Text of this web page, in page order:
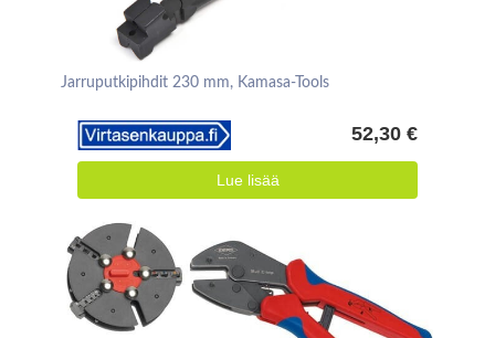
Jarruputkipihdit 230 mm, Kamasa-Tools
52,30 €
Lue lisää